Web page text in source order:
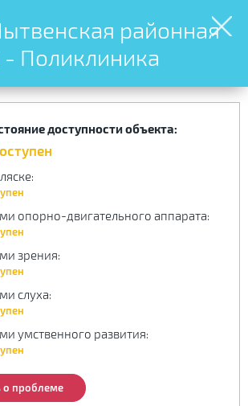
.
районная
- Поликлиника
доступности объекта:
:
опорно-двигательного аппарата:
зрения:
слуха:
умственного развития:
проблеме